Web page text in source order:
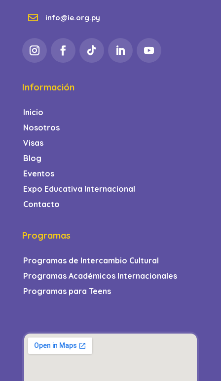
 info@ie.org.py
Información
Inicio
Nosotros
Visas
Blog
Eventos
Expo Educativa Internacional
Contacto
Programas
Programas de Intercambio Cultural
Programas Académicos Internacionales
Programas para Teens